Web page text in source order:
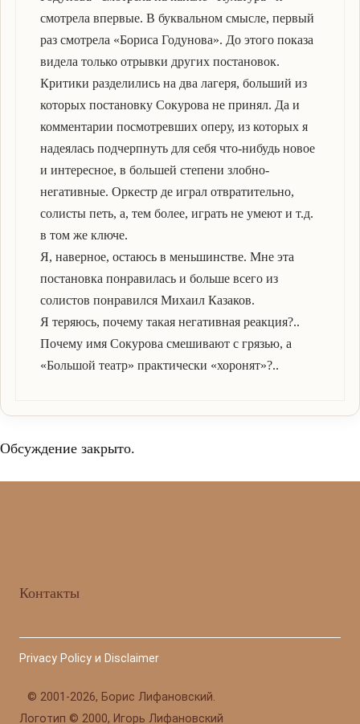
смотрела впервые. В буквальном смысле, первый
раз смотрела «Бориса Годунова». До этого показа
видела только отрывки других постановок.
Критики разделились на два лагеря, больший из
которых постановку Сокурова не принял. Да и
комментарии посмотревших оперу, из которых я
надеялась подчерпнуть для себя что-нибудь новое
и интересное, в большей степени злобно-
негативные. Оркестр де играл отвратительно,
солисты петь, а, тем более, играть не умеют и т.д.
в том же ключе.
Я, наверное, остаюсь в меньшинстве. Мне эта
постановка понравилась и больше всего из
солистов понравился Михаил Казаков.
Я теряюсь, почему такая негативная реакция?..
Почему имя Сокурова смешивают с грязью, а
«Большой театр» практически «хоронят»?..
Обсуждение закрыто.
Контакты
© 2001-2026, Борис Лифановский.
Логотип © 2000, Игорь Лифановский
Privacy Policy и Disclaimer